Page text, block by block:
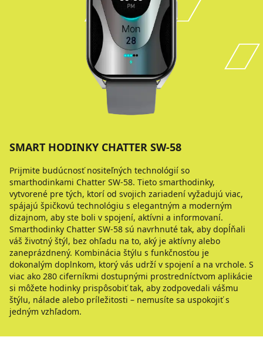
SMART HODINKY CHATTER SW-58
Prijmite budúcnosť nositeľných technológií so
smarthodinkami Chatter SW-58. Tieto smarthodinky,
vytvorené pre tých, ktorí od svojich zariadení vyžadujú viac,
spájajú špičkovú technológiu s elegantným a moderným
dizajnom, aby ste boli v spojení, aktívni a informovaní.
Smarthodinky Chatter SW-58 sú navrhnuté tak, aby dopĺňali
váš životný štýl, bez ohľadu na to, aký je aktívny alebo
zaneprázdnený. Kombinácia štýlu s funkčnosťou je
dokonalým doplnkom, ktorý vás udrží v spojení a na vrchole. S
viac ako 280 ciferníkmi dostupnými prostredníctvom aplikácie
si môžete hodinky prispôsobiť tak, aby zodpovedali vášmu
štýlu, nálade alebo príležitosti – nemusíte sa uspokojiť s
jedným vzhľadom.